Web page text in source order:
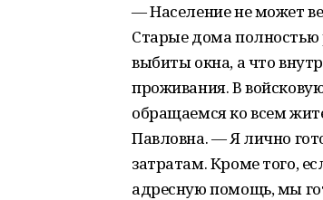
— Население не может
Старые дома полностью
выбиты окна, а что
проживания. В
обращаемся ко всем
Павловна. — Я лично
затратам. Кроме того,
адресную помощь, мы